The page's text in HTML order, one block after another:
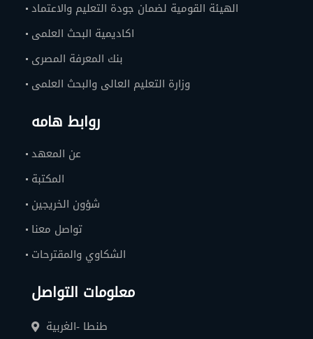
الهيئة القومية لضمان جودة التعليم والاعتماد
اكاديمية البحث العلمى
بنك المعرفة المصرى
وزارة التعليم العالى والبحث العلمى
روابط هامه
عن المعهد
المكتبة
شؤون الخريجين
تواصل معنا
الشكاوي والمقترحات
معلومات التواصل
طنطا -الغربية